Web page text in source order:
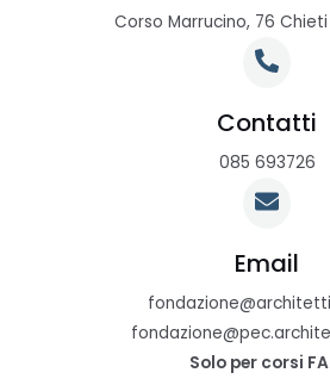
Corso Marrucino, 76
Contatti
085 693726
Email
Solo per corsi